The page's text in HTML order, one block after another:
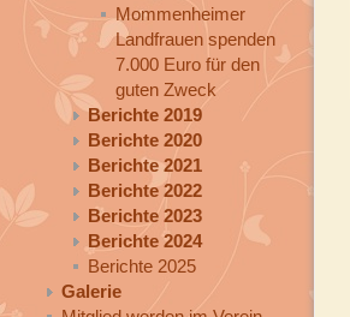
Mommenheimer
Landfrauen spenden
7.000 Euro für den
guten Zweck
Berichte 2019
Berichte 2020
Berichte 2021
Berichte 2022
Berichte 2023
Berichte 2024
Berichte 2025
Galerie